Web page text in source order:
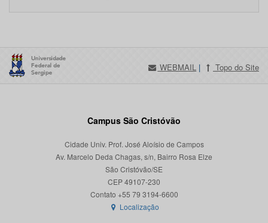
WEBMAIL | Topo do Site
Campus São Cristóvão
Cidade Univ. Prof. José Aloísio de Campos
Av. Marcelo Deda Chagas, s/n, Bairro Rosa Elze
São Cristóvão/SE
CEP 49107-230
Localização